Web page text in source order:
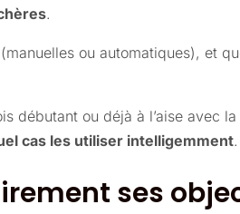
.
ou automatiques), et
débutant ou déjà à l’aise avec
cas les utiliser intelligemment.
ses